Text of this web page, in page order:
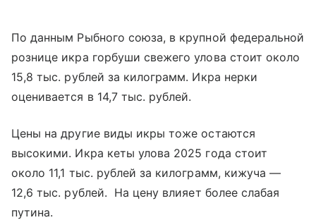
По данным Рыбного союза, в крупной федеральной
рознице икра горбуши свежего улова стоит около
15,8 тыс. рублей за килограмм. Икра нерки
оценивается в 14,7 тыс. рублей.
Цены на другие виды икры тоже остаются
высокими. Икра кеты улова 2025 года стоит
около 11,1 тыс. рублей за килограмм, кижуча —
12,6 тыс. рублей. На цену влияет более слабая
путина.